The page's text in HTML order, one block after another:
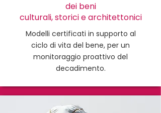
dei beni
culturali, storici e architettonici
Modelli certificati in supporto al
ciclo di vita del bene, per un
monitoraggio proattivo del
decadimento.